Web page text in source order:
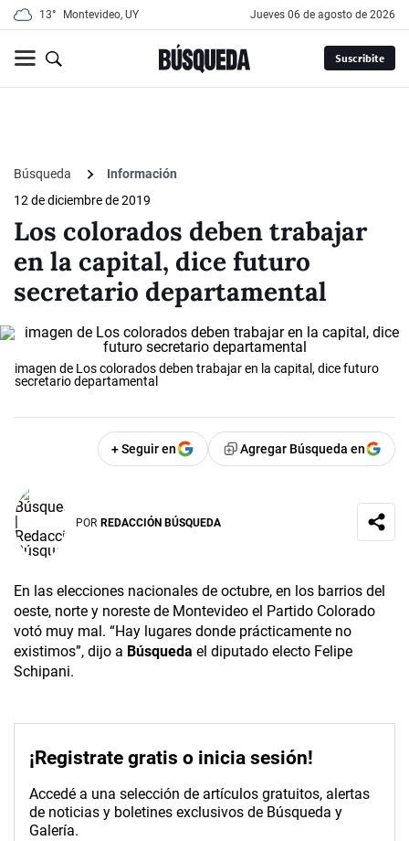
13° Montevideo, UY jueves 06 de agosto de 2026
Suscribite
Búsqueda
Información
12 de diciembre de 2019
Los colorados deben trabajar
en la capital, dice futuro
secretario departamental
imagen de Los colorados deben trabajar en la capital, dice futuro
secretario departamental
+ Seguir en Agregar Búsqueda en
POR REDACCIÓN BÚSQUEDA
En las elecciones nacionales de octubre, en los barrios del
oeste, norte y noreste de Montevideo el Partido Colorado
votó muy mal. “Hay lugares donde prácticamente no
existimos”, dijo a Búsqueda el diputado electo Felipe
Schipani.
¡Registrate gratis o inicia sesión!
Accedé a una selección de artículos gratuitos, alertas
de noticias y boletines exclusivos de Búsqueda y
Galería.